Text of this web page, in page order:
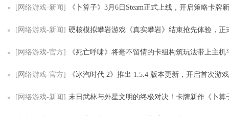
[网络游戏-新闻] 《卜算子》3月6日Steam正式上线，开启策略卡牌
[网络游戏-新闻] 硬核模拟攀岩游戏《真实攀岩》结束抢先体验，正
[网络游戏-官方] 《死亡呼啸》将毫不留情的卡组构筑玩法带上主机
[网络游戏-官方] 《冰汽时代 2》推出 1.5.4 版本更新，开启首次游
[网络游戏-新闻] 末日武林与外星文明的终极对决！卡牌新作《卜算子》3月6日即将开